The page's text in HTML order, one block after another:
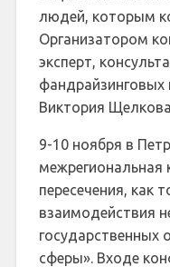
людей, которым
Организатором
эксперт,
фандрайзинговых
Виктория
9-10 ноября в
межрегиональная
пересечения, как
взаимодействия
государственных
сферы». Входе